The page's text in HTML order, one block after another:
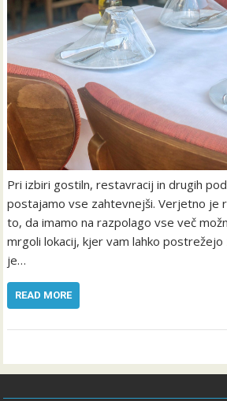
Pri izbiri gostiln, restavracij in drugih
postajamo vse zahtevnejši. Verjetno je
to, da imamo na razpolago vse več
mrgoli lokacij, kjer vam lahko
je…
READ MORE